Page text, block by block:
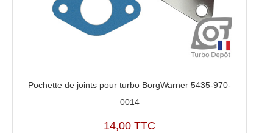
Pochette de joints pour turbo BorgWarner 5435-970-
0014
14,00 TTC